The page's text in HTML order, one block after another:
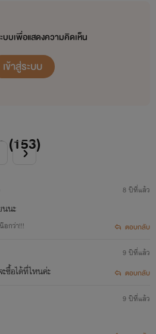
คนิยาย
บบเพื่อแสดงความคิดเห็น
เข้าสู่ระบบ
(153)
นนะ
อกว่า!!!
8 ปีที่แล้ว
ตอบกลับ
ซื้อได้ทึ่ไหนค่ะ
9 ปีที่แล้ว
ตอบกลับ
9 ปีที่แล้ว